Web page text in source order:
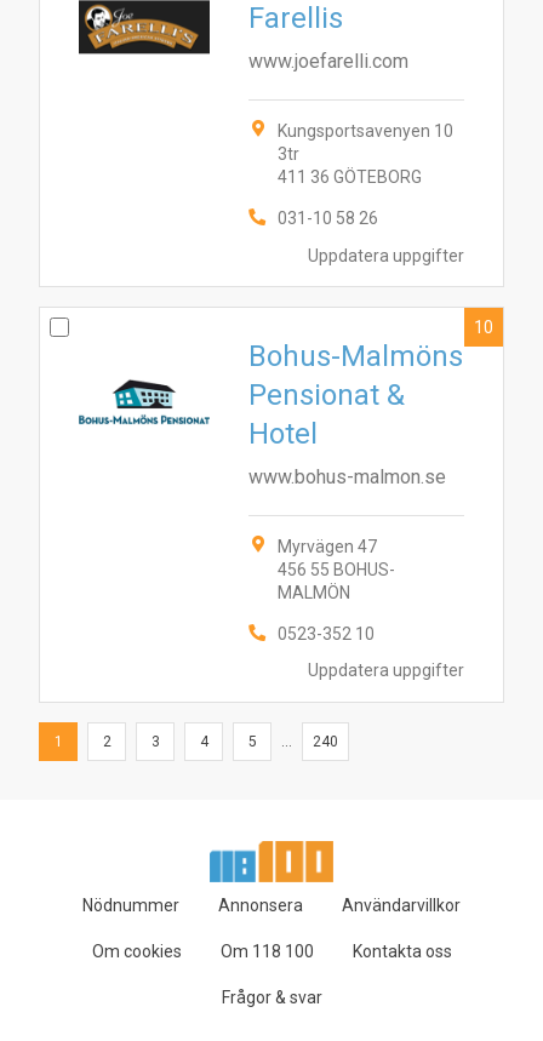
Uppdatera uppgifter
Farellis
www.joefarelli.com
Kungsportsavenyen 10
3tr
411 36 GÖTEBORG
031-10 58 26
Uppdatera uppgifter
Bohus-Malmöns
Pensionat &
Hotel
www.bohus-malmon.se
Myrvägen 47
456 55 BOHUS-
MALMÖN
0523-352 10
10
1 2 3 4 5 ... 240
Nödnummer Annonsera Användarvillkor
Om cookies Om 118 100 Kontakta oss
Frågor & svar